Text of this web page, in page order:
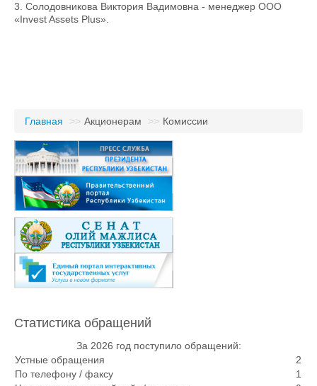
3. Солодовникова Виктория Вадимовна - менеджер OOO
«Invest Assets Plus».
Главная >> Акционерам >> Комиссии
Статистика обращений
За 2026 год поступило обращений:
Устные обращения
2
По телефону / факсу
1